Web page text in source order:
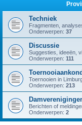
Techniek
Fragmenten,
Onderwerpen: 37
Discussie
Suggesties, ideeën,
Onderwerpen: 111
Toernooien in
Onderwerpen: 213
Berichten of
Onderwerpen: 2